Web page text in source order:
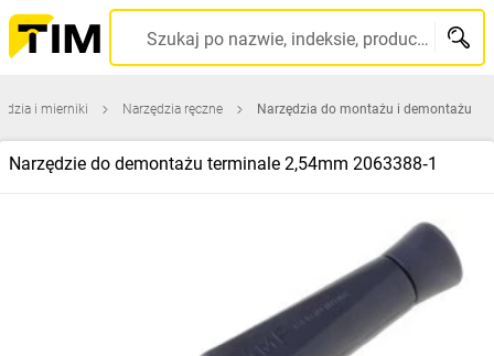
Szukaj po nazwie, indeksie, producencie, kodzie kreskowym...
i mierniki Narzędzia ręczne Narzędzia do montażu i demontażu
Narzędzie do demontażu terminale 2,54mm 2063388‑1